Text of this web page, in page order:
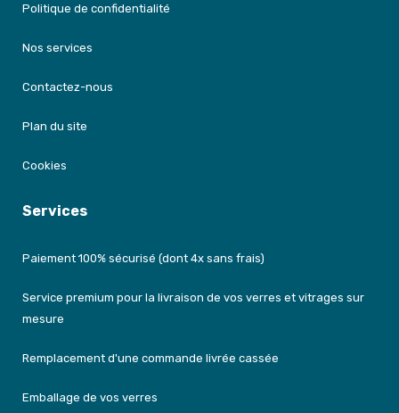
Politique de confidentialité
Nos services
Contactez-nous
Plan du site
Cookies
Services
Paiement 100% sécurisé (dont 4x sans frais)
Service premium pour la livraison de vos verres et vitrages sur
mesure
Remplacement d'une commande livrée cassée
Emballage de vos verres